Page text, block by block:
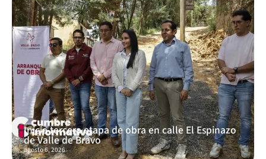
Inicia tercera etapa de obra en calle El Espinazo
de Valle de Bravo
agosto 6, 2026